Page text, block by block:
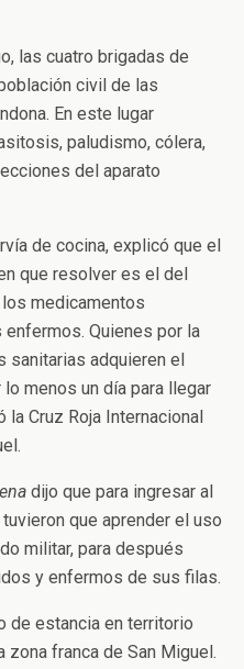
las cuatro brigadas de
civil de las
En este lugar
paludismo, cólera,
del aparato
de cocina, explicó que el
que resolver es el del
medicamentos
Quienes por la
sanitarias adquieren el
menos un día para llegar
Cruz Roja Internacional
dijo que para ingresar al
que aprender el uso
militar, para después
y enfermos de sus filas.
de estancia en territorio
zona franca de San Miguel.